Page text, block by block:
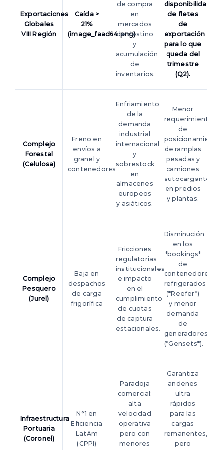
Exportaciones
Globales
VIII Región
Caída >
21%
(image_faad64.png)
de compra
en
mercados
de destino
y
acumulación
de
inventarios.
disponibilidad
de fletes
de
exportación
para lo que
queda del
trimestre
(Q2).
Complejo
Forestal
(Celulosa)
Freno en
envíos a
granel y
contenedores
Enfriamiento
de la
demanda
industrial
internacional
y
sobrestock
en
almacenes
europeos
y asiáticos.
Menor
requerimiento
de
posicionamiento
de ramplas
pesadas y
camiones
autocargantes
en predios
y plantas.
Complejo
Pesquero
(Jurel)
Baja en
despachos
de carga
frigorífica
Fricciones
regulatorias
institucionales
e impacto
en el
cumplimiento
de cuotas
de captura
estacionales.
Disminución
en los
*bookings*
de
contenedores
refrigerados
(*Reefer*)
y menor
demanda
de
generadores
(*Gensets*).
Infraestructura
Portuaria
(Coronel)
N°1 en
Eficiencia
LatAm
(CPPI)
Paradoja
comercial:
alta
velocidad
operativa
pero con
menores
Garantiza
andenes
ultra
rápidos
para las
cargas
remanentes,
pero